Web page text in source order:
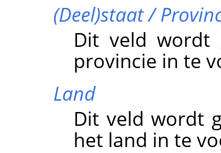
(Deel)staat /
Dit veld
provincie in te
Land
Dit veld wordt
het land in te